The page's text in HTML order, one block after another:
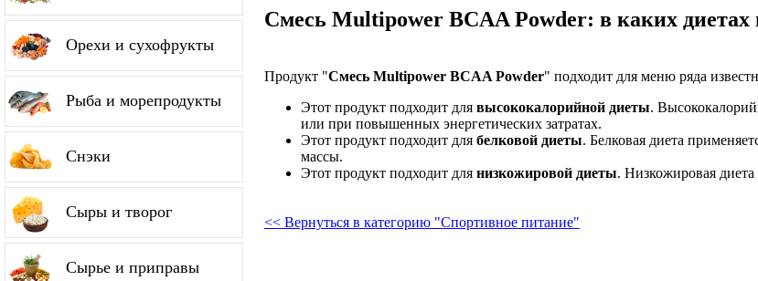
Орехи и сухофрукты
Рыба и морепродукты
Снэки
Сыры и творог
Сырье и приправы
Смесь Multipower BCAA Powder: в каких диетах
Продукт "Смесь Multipower BCAA Powder" подходит для меню ряда
Этот продукт подходит для высококалорийной диеты.
или при повышенных энергетических затратах.
Этот продукт подходит для белковой диеты. Белковая диета
массы.
Этот продукт подходит для низкожировой диеты. Низкожировая
<< Вернуться в категорию "Спортивное питание"